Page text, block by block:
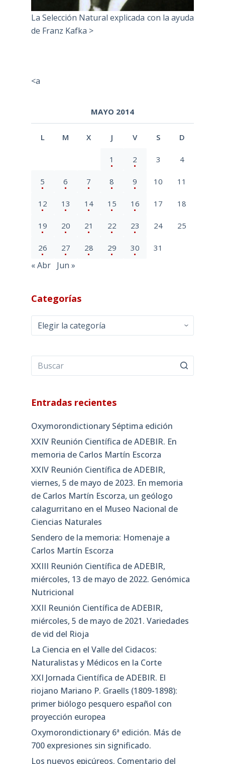
La Selección Natural explicada con la ayuda
de Franz Kafka >
<a
MAYO 2014
L M X J V S D
1 2 3 4
5 6 7 8 9 10 11
12 13 14 15 16 17 18
19 20 21 22 23 24 25
26 27 28 29 30 31
« Abr Jun »
Categorías
Categorías
Entradas recientes
Oxymorondictionary Séptima edición
XXIV Reunión Científica de ADEBIR. En
memoria de Carlos Martín Escorza
XXIV Reunión Científica de ADEBIR,
viernes, 5 de mayo de 2023. En memoria
de Carlos Martín Escorza, un geólogo
calagurritano en el Museo Nacional de
Ciencias Naturales
Sendero de la memoria: Homenaje a
Carlos Martín Escorza
XXIII Reunión Científica de ADEBIR,
miércoles, 13 de mayo de 2022. Genómica
Nutricional
XXII Reunión Científica de ADEBIR,
miércoles, 5 de mayo de 2021. Variedades
de vid del Rioja
La Ciencia en el Valle del Cidacos:
Naturalistas y Médicos en la Corte
XXI Jornada Científica de ADEBIR. El
riojano Mariano P. Graells (1809-1898):
primer biólogo pesquero español con
proyección europea
Oxymorondictionary 6ª edición. Más de
700 expresiones sin significado.
Los nuevos epicúreos. Comentario del